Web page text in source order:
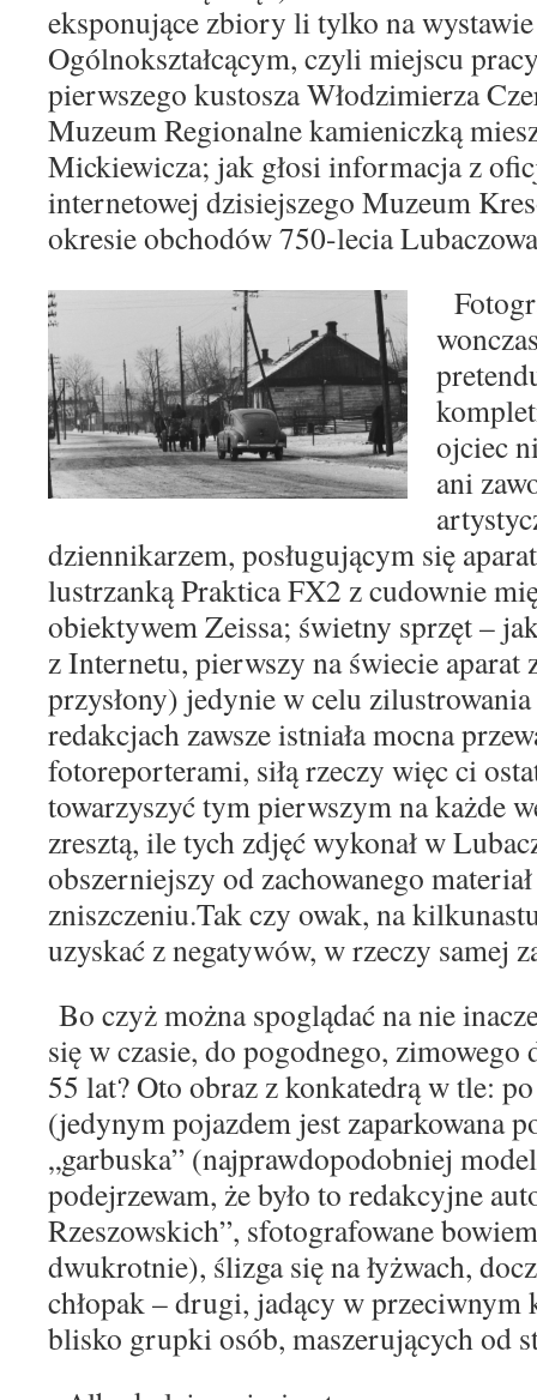
eksponujące zbiory li tylko na
Ogólnokształcącym, czyli miejscu
pierwszego kustosza Włodzimierza
Muzeum Regionalne kamieniczką
Mickiewicza; jak głosi informacja z
internetowej dzisiejszego Muzeum
okresie obchodów 750-lecia
ojciec
ani
dziennikarzem, posługującym się
lustrzanką Praktica FX2 z cudownie
obiektywem Zeissa; świetny sprzęt –
z Internetu, pierwszy na świecie aparat
przysłony) jedynie w celu
redakcjachzawsze istniała mocna
fotoreporterami, siłąrzeczy więc ci
towarzyszyć tym pierwszym na każde
zresztą, ile tych zdjęć wykonał w
obszerniejszy od zachowanego
zniszczeniu.Tak czy owak, na
uzyskać z negatywów, w rzeczy samej
Bo czyż można spoglądać na nie
sięw czasie, do pogodnego, zimowego
55 lat? Oto obraz z konkatedrą w tle:
(jedynympojazdem jest zaparkowana
„garbuska” (najprawdopodobniej
podejrzewam, że było to redakcyjne
Rzeszowskich”, sfotografowane
dwukrotnie), ślizga się na łyżwach,
chłopak –drugi, jadący w przeciwnym
blisko grupki osób, maszerujących od